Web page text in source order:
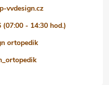
vvdesign.cz
- 14:30 hod.)
ortopedik